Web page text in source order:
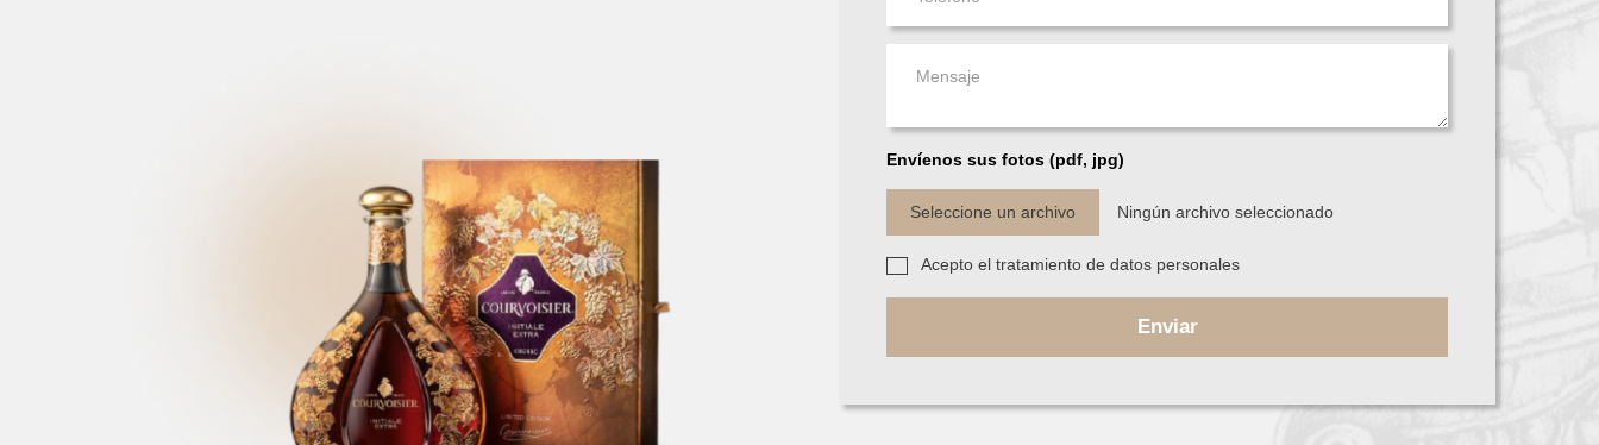
Envíenos sus fotos (pdf, jpg)
Seleccione un archivo Ningún archivo seleccionado
Acepto el tratamiento de datos personales
Enviar